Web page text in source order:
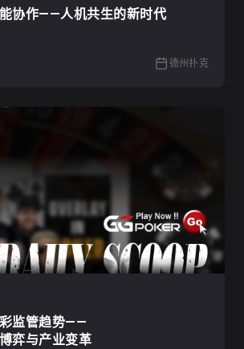
协作——人机共生的新时代
德州扑克
监管趋势——
弈与产业变革